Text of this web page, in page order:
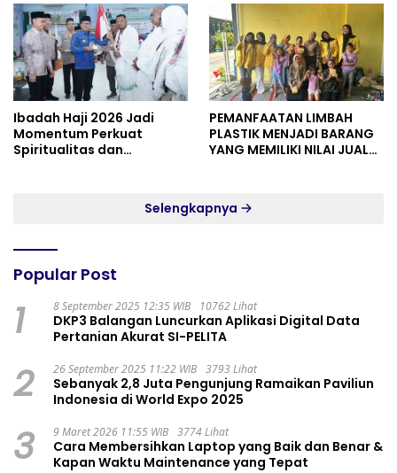
Ibadah Haji 2026 Jadi
Momentum Perkuat
Spiritualitas dan
PEMANFAATAN LIMBAH
PLASTIK MENJADI BARANG
YANG MEMILIKI NILAI JUAL
Selengkapnya
Popular Post
1 8 September 2025 12:35 WIB 10762 Lihat
DKP3 Balangan Luncurkan Aplikasi Digital Data
Pertanian Akurat SI-PELITA
2 26 September 2025 11:22 WIB 3793 Lihat
Sebanyak 2,8 Juta Pengunjung Ramaikan Paviliun
Indonesia di World Expo 2025
3 9 Maret 2026 11:55 WIB 3774 Lihat
Cara Membersihkan Laptop yang Baik dan Benar &
Kapan Waktu Maintenance yang Tepat